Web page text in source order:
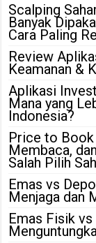
Scalping
Banyak
Cara Paling
Review
Keamanan &
Aplikasi
Mana yang
Indonesia?
Price to Book
Membaca,
Salah Pilih
Emas vs
Menjaga dan
Emas Fisik